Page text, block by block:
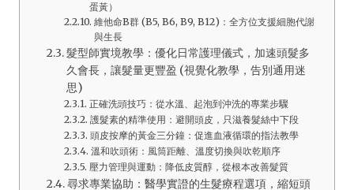
蛋黃）
維他命B群 (B5, B6, B9, B12)：全方位支援細胞代謝
與生長
髮型師實境教學：優化日常護理儀式，加速頭髮多
久會長，讓髮量更豐盈 (視覺化教學，告別通用迷
思)
正確洗頭技巧：從水溫、起泡到沖洗的專業步驟
護髮素的精準使用：避開頭皮，只滋養髮絲中下段
頭皮按摩的黃金三分鐘：促進血液循環的指法教學
溫和吹頭術：風筒距離、溫度切換與吹乾順序
壓力管理與運動：降低皮質醇，從根本改善髮質
尋求專業協助：醫學實證的生髮療程選項，縮短頭